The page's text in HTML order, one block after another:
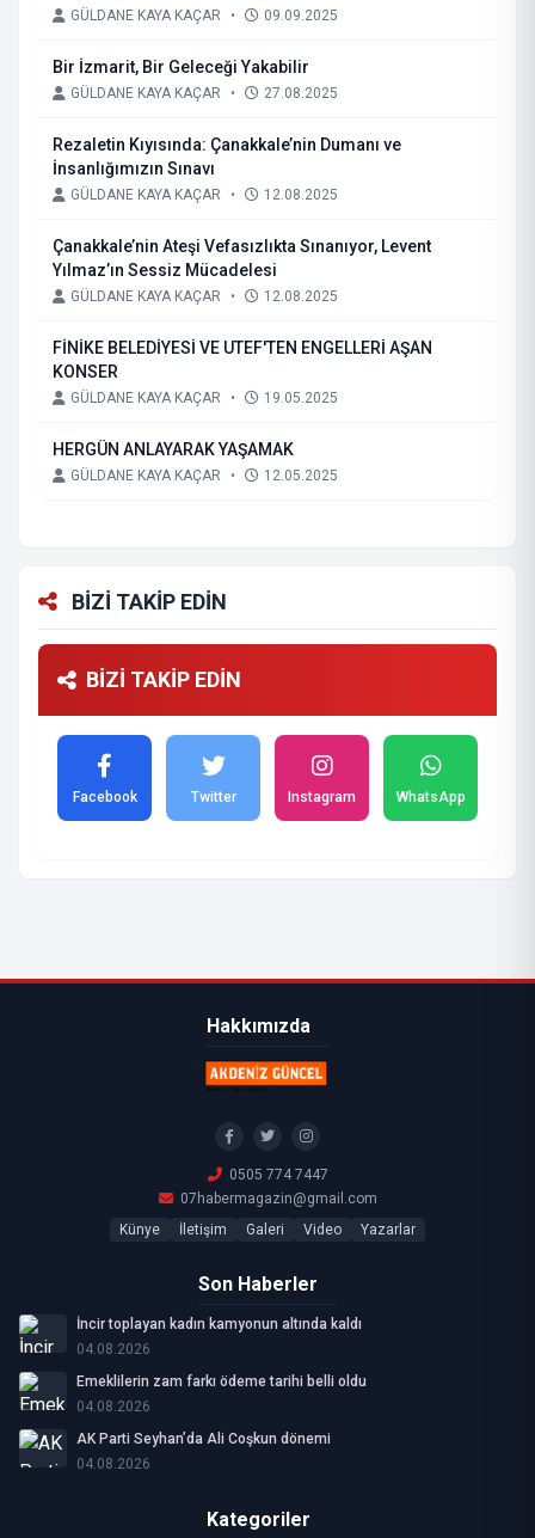
GÜLDANE KAYA KAÇAR • 09.09.2025
Bir İzmarit, Bir Geleceği Yakabilir
GÜLDANE KAYA KAÇAR • 27.08.2025
Rezaletin Kıyısında: Çanakkale’nin Dumanı ve
İnsanlığımızın Sınavı
GÜLDANE KAYA KAÇAR • 12.08.2025
Çanakkale’nin Ateşi Vefasızlıkta Sınanıyor, Levent
Yılmaz’ın Sessiz Mücadelesi
GÜLDANE KAYA KAÇAR • 12.08.2025
FİNİKE BELEDİYESİ VE UTEF'TEN ENGELLERİ AŞAN
KONSER
GÜLDANE KAYA KAÇAR • 19.05.2025
HERGÜN ANLAYARAK YAŞAMAK
GÜLDANE KAYA KAÇAR • 12.05.2025
BİZİ TAKİP EDİN
BİZİ TAKİP EDİN
Facebook Twitter Instagram WhatsApp
Hakkımızda
0505 774 7447
07habermagazin@gmail.com
Künye
İletişim Galeri Video Yazarlar
Son Haberler
İncir toplayan kadın kamyonun altında kaldı
04.08.2026
Emeklilerin zam farkı ödeme tarihi belli oldu
04.08.2026
AK Parti Seyhan’da Ali Coşkun dönemi
04.08.2026
Kategoriler